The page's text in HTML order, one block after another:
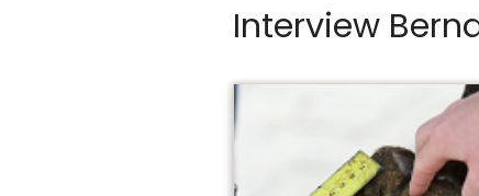
Interview